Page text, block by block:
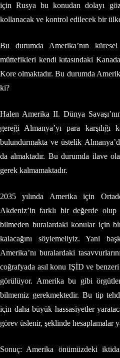
için Rusya bu konudan dolayı
kollanacak ve kontrol edilecek bir
Bu durumda Amerika’nın
müttefikleri kendi kıtasındaki
Kore olmaktadır. Bu durumda
ki?
Halen Amerika II. Dünya
gereği Almanya’yı para karşılığı
bulundurmakta ve üstelik
da almaktadır. Bu durumda ilave
gerek kalmamaktadır.
2035 yılında Amerika için
Akdeniz’in farklı bir değerde olup
bilmeden buralardaki konular için
kalacağını söylemeliyiz. Yani
Amerika’nı buralardaki
coğrafyada asıl konu IŞİD ve
görülüyor. Amerika bu gibi
bilmemiz gerekmektedir. Bu tip
için daha büyük hassasiyetler
görev üslenir, şeklinde hesaplamalar
Sonuç: Amerika önümüzdeki